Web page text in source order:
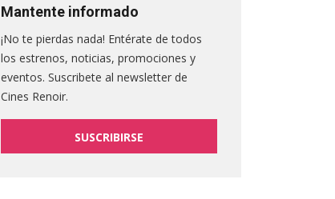
Mantente informado
¡No te pierdas nada! Entérate de todos
los estrenos, noticias, promociones y
eventos. Suscribete al newsletter de
Cines Renoir.
SUSCRIBIRSE